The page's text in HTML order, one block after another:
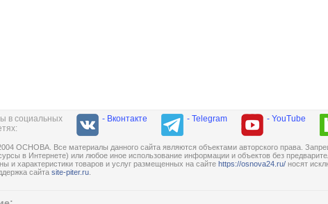
в социальных
- Вконтакте - Telegram - YouTube
ОСНОВА. Все материалы данного сайта являются объектами авторского права.
в Интернете) или любое иное использование информации и объектов без
и характеристики товаров и услуг размещенных на сайте https://osnova24.ru/ носят
сайта site-piter.ru